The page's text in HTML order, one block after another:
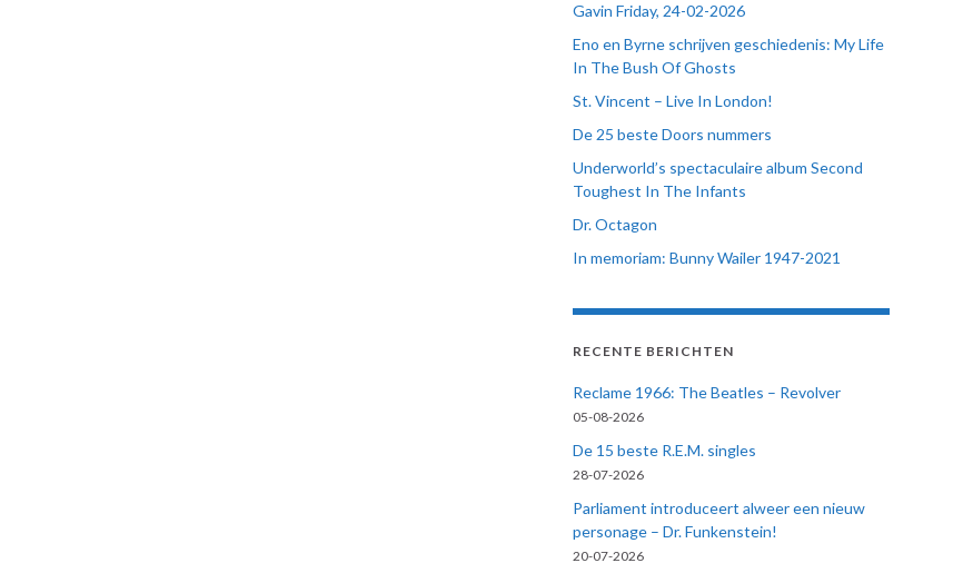
Gavin Friday, 24-02-2026
Eno en Byrne schrijven geschiedenis: My Life
In The Bush Of Ghosts
St. Vincent – Live In London!
De 25 beste Doors nummers
Underworld’s spectaculaire album Second
Toughest In The Infants
Dr. Octagon
In memoriam: Bunny Wailer 1947-2021
RECENTE BERICHTEN
Reclame 1966: The Beatles – Revolver
05-08-2026
De 15 beste R.E.M. singles
28-07-2026
Parliament introduceert alweer een nieuw
personage – Dr. Funkenstein!
20-07-2026